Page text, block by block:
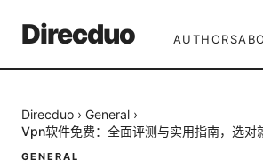
Direcduo AUTHORS
Direcduo › General ›
Vpn软件免费：全面评测与实用指南，选对
GENERAL